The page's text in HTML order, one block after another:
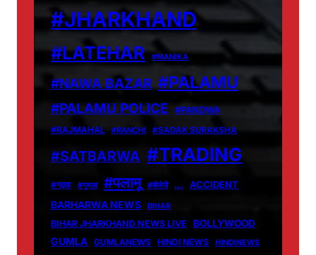
#JHARKHAND
#LATEHAR #MANIKA
#NAWA BAZAR #PALAMU
#PALAMU POLICE
#PANDWA
#RAJMAHAL
#RANCHI #SADAK SURAKSHA
#SATBARWA #TRADING
#गढ़वा #गुमला #पलामू #बीजेपी … ACCIDENT
BARHARWA NEWS BIHAR
BIHAR JHARKHAND NEWS LIVE BOLLYWOOD
GUMLA GUMLANEWS HINDI NEWS
HINDINEWS